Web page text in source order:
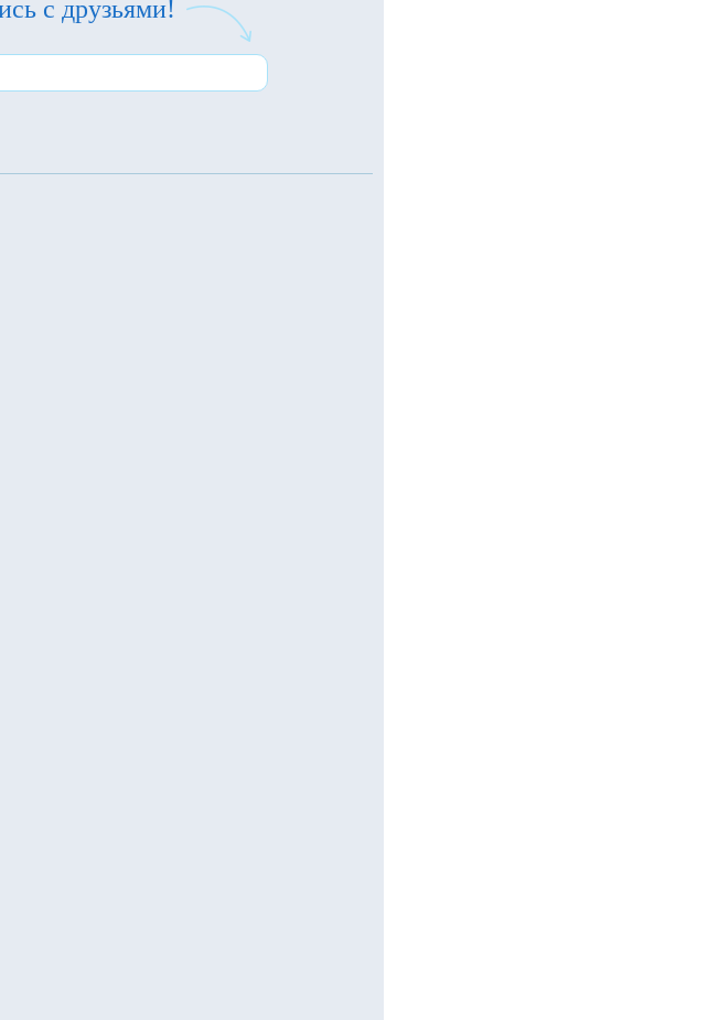
с друзьями!